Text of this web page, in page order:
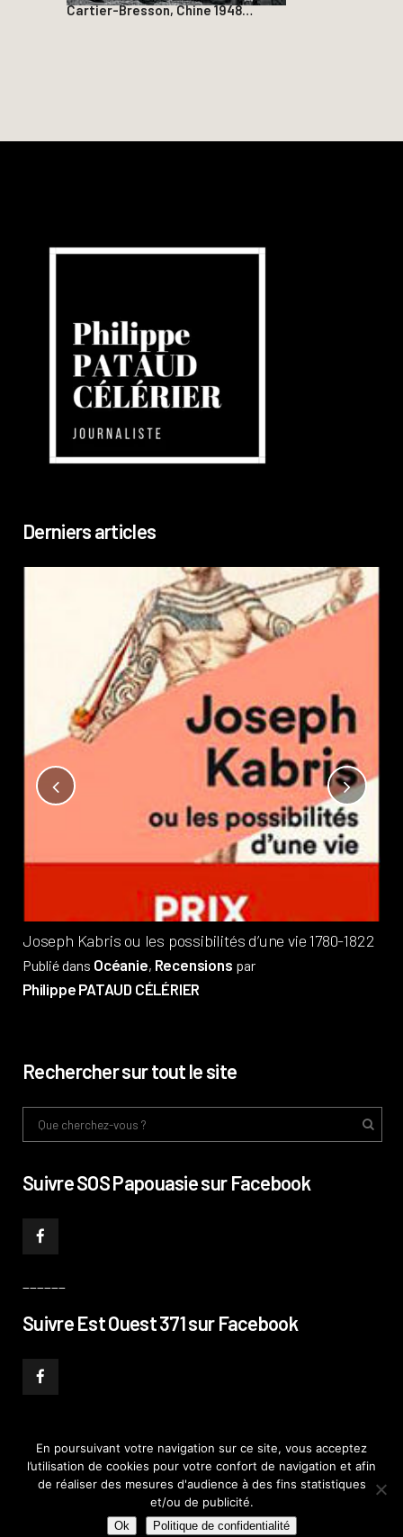
Cartier-Bresson, Chine 1948…
Derniers articles
Joseph Kabris ou les possibilités d’une vie 1780-1822
Publié dans Océanie, Recensions par
Philippe PATAUD CÉLÉRIER
Rechercher sur tout le site
Suivre SOS Papouasie sur Facebook
Suivre Est Ouest 371 sur Facebook
© PHILIPPE PATAUD CÉLÉRIER 2019–MENTIONS LÉGALES–POLITIQUE DE
CONFIDENTIALITÉ–PLAN DE SITE
En poursuivant votre navigation sur ce site, vous acceptez
l’utilisation de cookies pour votre confort de navigation et afin
de réaliser des mesures d'audience à des fins statistiques
et/ou de publicité.
Ok Politique de confidentialité